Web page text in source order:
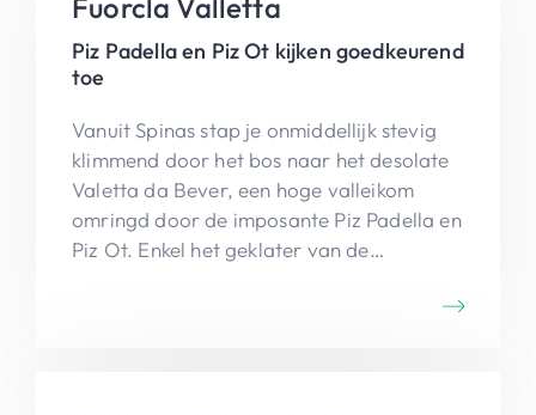
Piz Padella en Piz Ot kijken goedkeurend
toe
Vanuit Spinas stap je onmiddellijk stevig
klimmend door het bos naar het desolate
Valetta da Bever, een hoge valleikom
omringd door de imposante Piz Padella en
Piz Ot. Enkel het geklater van de
onderweg verstoren. Eens de 2857m hoge